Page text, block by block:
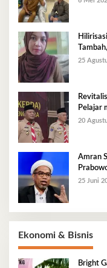
25
Pelajar
20
Amran
25 Juni
Ekonomi & Bisnis
Bright